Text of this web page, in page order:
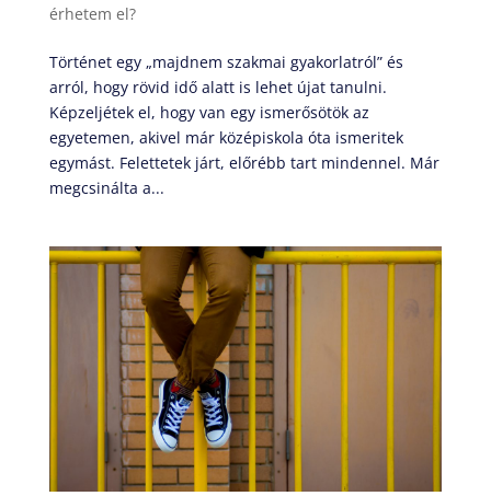
érhetem el?
Történet egy „majdnem szakmai gyakorlatról” és
arról, hogy rövid idő alatt is lehet újat tanulni.
Képzeljétek el, hogy van egy ismerősötök az
egyetemen, akivel már középiskola óta ismeritek
egymást. Felettetek járt, előrébb tart mindennel. Már
megcsinálta a...